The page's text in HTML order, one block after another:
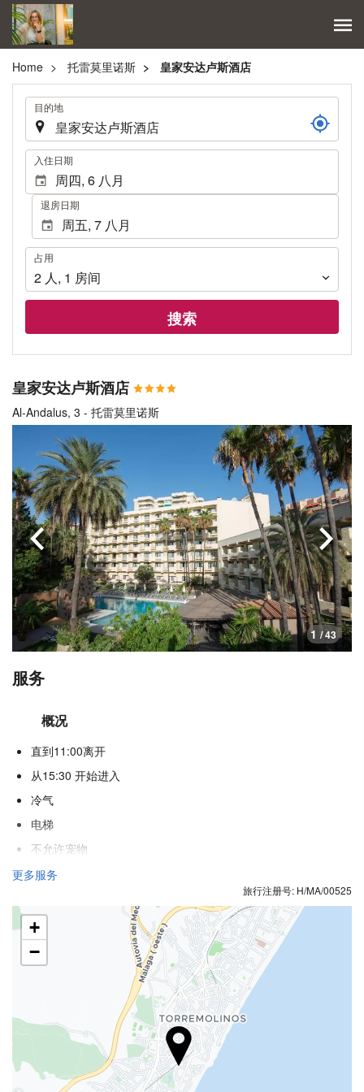
Home 托雷莫里诺斯 皇家安达卢斯酒店
. 目的地
. 入住日期
退房日期
占
用
占用
2 人, 1 房间
搜索
皇家安达卢斯酒店
Al-Andalus, 3 - 托雷莫里诺斯
1 / 43
上一页 下一
服务
概况
直到11:00离开
从15:30 开始进入
冷气
电梯
不允许宠物
海滩出入口
网球
Ping pong
健康
更多服务
旅行注册号: H/MA/00525
+
−